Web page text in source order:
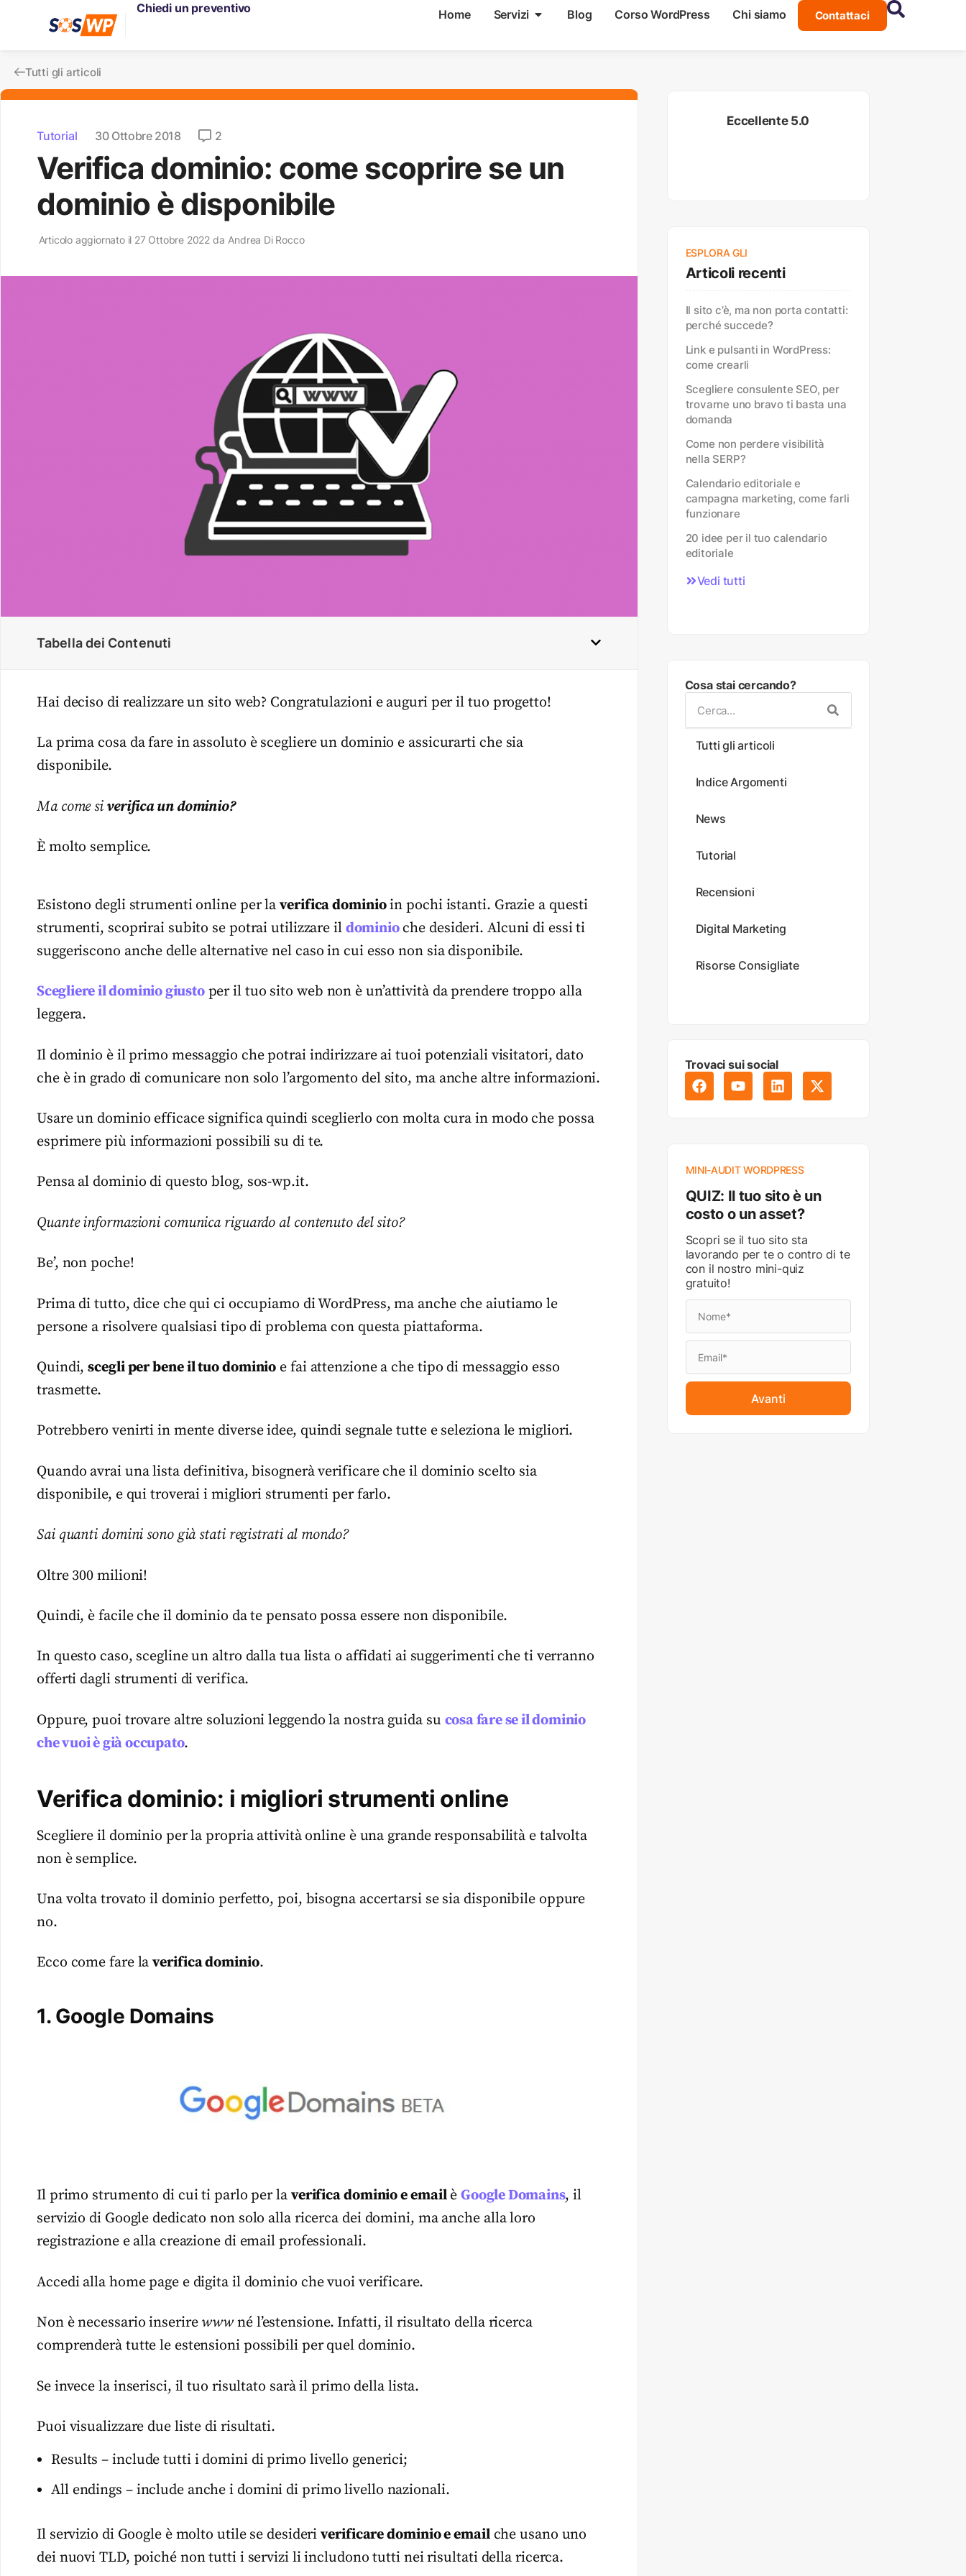
Home Servizi Blog Corso WordPress Chi siamo Contattaci
Chiedi un preventivo
Tutti gli articoli
Tutorial 30 Ottobre 2018 2
Verifica dominio: come scoprire se un
dominio è disponibile
Articolo aggiornato il 27 Ottobre 2022 da Andrea Di Rocco
Tabella dei Contenuti
Hai deciso di realizzare un sito web? Congratulazioni e auguri per il tuo progetto!
La prima cosa da fare in assoluto è scegliere un dominio e assicurarti che sia
disponibile.
Ma come si verifica un dominio?
È molto semplice.
Esistono degli strumenti online per laverifica dominioin pochi istanti. Grazie a questi
strumenti, scoprirai subito se potrai utilizzare il dominioche desideri. Alcuni di essi ti
suggeriscono anche delle alternative nel caso in cui esso non sia disponibile.
Scegliere il dominio giustoper il tuo sito web non è un’attività da prendere troppo alla
leggera.
Il dominio è il primo messaggio che potrai indirizzare ai tuoi potenziali visitatori, dato
che è in grado di comunicare non solo l’argomento del sito, ma anche altre informazioni.
Usare un dominio efficace significa quindi sceglierlo con molta cura in modo che possa
esprimere più informazioni possibili su di te.
Pensa al dominio di questo blog, sos-wp.it.
Quante informazioni comunica riguardo al contenuto del sito?
Be’, non poche!
Prima di tutto, dice che qui ci occupiamo di WordPress, ma anche che aiutiamo le
persone a risolvere qualsiasi tipo di problema con questa piattaforma.
Quindi,scegli per bene il tuo dominio e fai attenzione a che tipo di messaggio esso
trasmette.
Potrebbero venirti in mente diverse idee, quindi segnale tutte e seleziona le migliori.
Quando avrai una lista definitiva, bisognerà verificare che il dominio scelto sia
disponibile, e qui troverai i migliori strumenti per farlo.
Sai quanti domini sono già stati registrati al mondo?
Oltre 300 milioni!
Quindi, è facile che il dominio da te pensato possa essere non disponibile.
In questo caso, scegline un altro dalla tua lista o affidati ai suggerimenti che ti verranno
offerti dagli strumenti di verifica.
Oppure, puoi trovare altre soluzioni leggendo la nostra guida su cosa fare se il dominio
che vuoi è già occupato.
Verifica dominio: i migliori strumenti online
Scegliere il dominio per la propria attività online è una grande responsabilità e talvolta
non è semplice.
Una volta trovato il dominio perfetto, poi, bisogna accertarsi se sia disponibile oppure
no.
Ecco come fare laverifica dominio.
1. Google Domains
Il primo strumento di cui ti parlo per la verifica dominio e emailèGoogle Domains, il
servizio di Google dedicato non solo alla ricerca dei domini, ma anche alla loro
registrazione e alla creazione di email professionali.
Accedi alla home page e digita il dominio che vuoi verificare.
Non è necessario inserirewww né l’estensione. Infatti, il risultato della ricerca
comprenderà tutte le estensioni possibili per quel dominio.
Se invece la inserisci, il tuo risultato sarà il primo della lista.
Puoi visualizzare due liste di risultati.
Results – include tutti i domini di primo livello generici;
All endings – include anche i domini di primo livello nazionali.
Il servizio di Google è molto utile se desideriverificare dominio e emailche usano uno
dei nuovi TLD, poiché non tutti i servizi li includono tutti nei risultati della ricerca.
Eccellente 5.0
ESPLORA GLI
Articoli recenti
Il sito c’è, ma non porta contatti:
perché succede?
Link e pulsanti in WordPress:
come crearli
Scegliere consulente SEO, per
trovarne uno bravo ti basta una
domanda
Come non perdere visibilità
nella SERP?
Calendario editoriale e
campagna marketing, come farli
funzionare
20 idee per il tuo calendario
editoriale
Vedi tutti
Cosa stai cercando?
Tutti gli articoli
Indice Argomenti
News
Tutorial
Recensioni
Digital Marketing
Risorse Consigliate
Trovaci sui social
MINI-AUDIT WORDPRESS
QUIZ: Il tuo sito è un
costo o un asset?
Scopri se il tuo sito sta
lavorando per te o contro di te
con il nostro mini-quiz
gratuito!
Avanti